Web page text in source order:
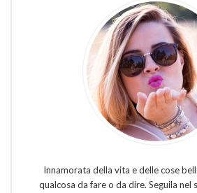
Innamorata della vita e delle cose
qualcosa da fare o da dire. Seguila nel